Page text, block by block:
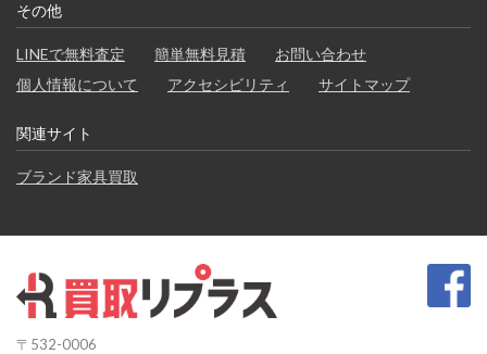
その他
LINEで無料査定 簡単無料見積
お問い合わせ
個人情報について
アクセシビリティ サイトマップ
関連サイト
ブランド家具買取
〒532-0006